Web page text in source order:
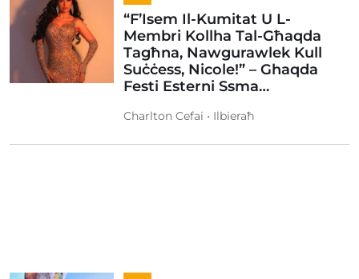
“F’Isem Il-Kumitat U L-
Membri Kollha Tal-Għaqda
Tagħna, Nawgurawlek Kull
Suċċess, Nicole!” – Ghaqda
Festi Esterni Ssma…
Charlton Cefai • Ilbieraħ